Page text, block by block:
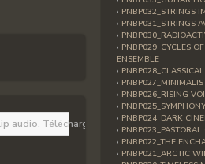
audio. Téléchargez la dernière version ici.
PNBP032_STRINGS
PNBP031_STRINGS
PNBP029_CYCLES
ENSEMBLE
PNBP026_RISING
PNBP024_DARK
PNBP022_THE
PNBP021_ARCTIC